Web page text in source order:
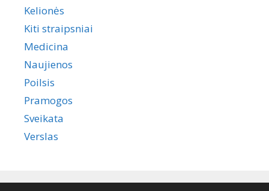
Kelionės
Kiti straipsniai
Medicina
Naujienos
Poilsis
Pramogos
Sveikata
Verslas